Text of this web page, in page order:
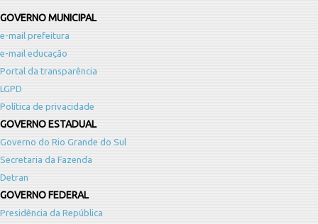
GOVERNO MUNICIPAL
e-mail prefeitura
e-mail educação
Portal da transparência
LGPD
Política de privacidade
GOVERNO ESTADUAL
Governo do Rio Grande do Sul
Secretaria da Fazenda
Detran
GOVERNO FEDERAL
Presidência da República